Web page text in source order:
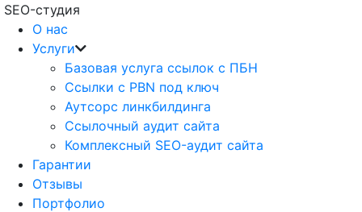
SEO-студия
О нас
Услуги
Базовая услуга ссылок с ПБН
Ссылки с PBN под ключ
Аутсорс линкбилдинга
Ссылочный аудит сайта
Комплексный SEO-аудит сайта
Гарантии
Отзывы
Портфолио